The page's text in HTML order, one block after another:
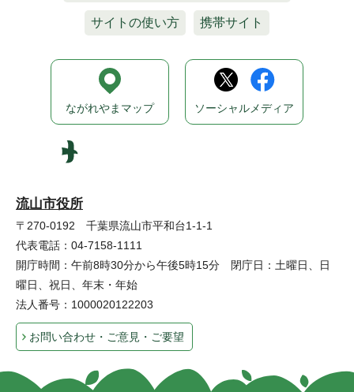
サイトの使い方 携帯サイト
流山市役所
〒270-0192 千葉県流山市平和台1-1-1
代表電話：04-7158-1111
開庁時間：午前8時30分から午後5時15分 閉庁日：土曜日、日
曜日、祝日、年末・年始
法人番号：1000020122203
お問い合わせ・ご意見・ご要望
ながれやまマップ ソーシャルメディア